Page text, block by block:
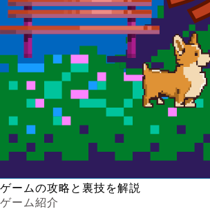
ゲームの攻略と裏技を解説
ゲーム紹介